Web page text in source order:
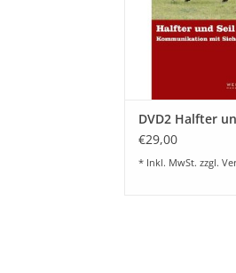
DVD2 Halfter
€29,00
* Inkl. MwSt. zzgl.